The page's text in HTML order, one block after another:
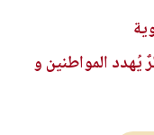
المواطنين و